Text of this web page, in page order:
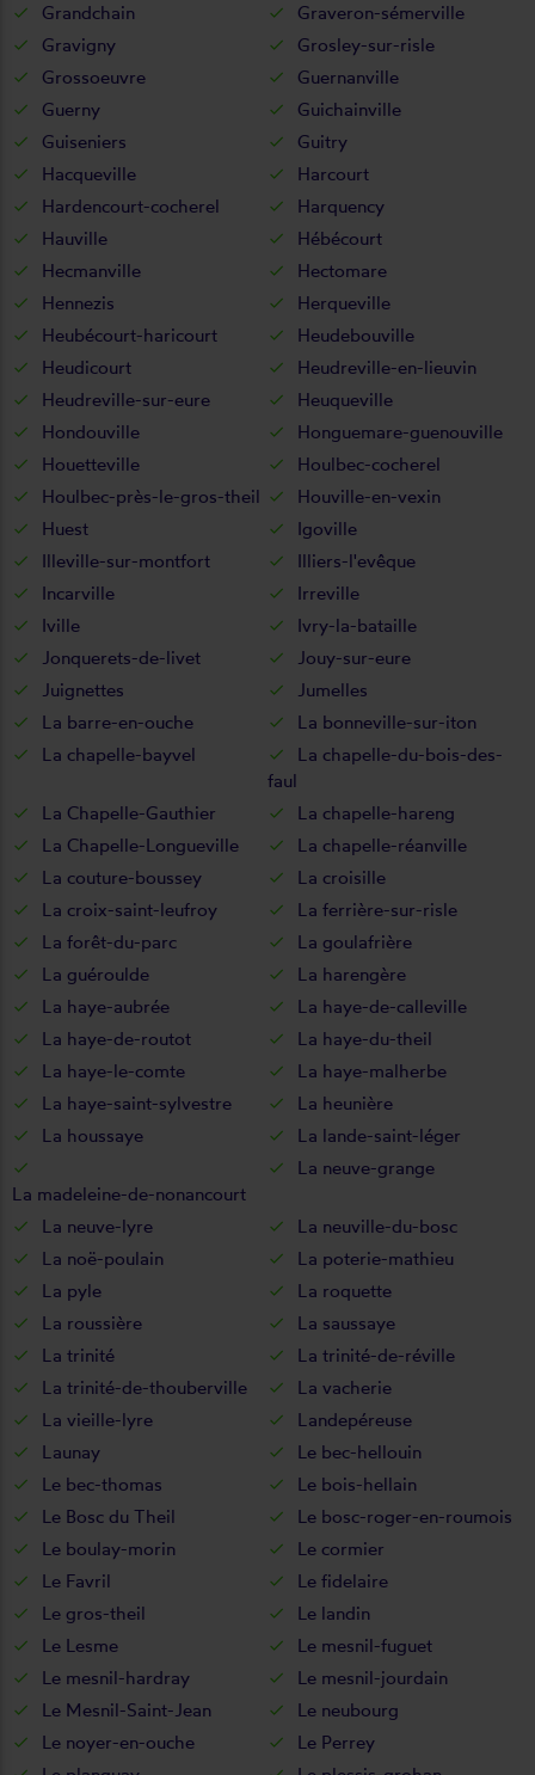
Grandchain
Graveron-sémerville
Gravigny
Grosley-sur-risle
Grossoeuvre
Guernanville
Guerny
Guichainville
Guiseniers
Guitry
Hacqueville
Harcourt
Hardencourt-cocherel
Harquency
Hauville
Hébécourt
Hecmanville
Hectomare
Hennezis
Herqueville
Heubécourt-haricourt
Heudebouville
Heudicourt
Heudreville-en-lieuvin
Heudreville-sur-eure
Heuqueville
Hondouville
Honguemare-guenouville
Houetteville
Houlbec-cocherel
Houlbec-près-le-gros-theil
Houville-en-vexin
Huest
Igoville
Illeville-sur-montfort
Illiers-l'evêque
Incarville
Irreville
Iville
Ivry-la-bataille
Jonquerets-de-livet
Jouy-sur-eure
Juignettes
Jumelles
La barre-en-ouche
La bonneville-sur-iton
La chapelle-bayvel
La chapelle-du-bois-des-
faul
La Chapelle-Gauthier
La chapelle-hareng
La Chapelle-Longueville
La chapelle-réanville
La couture-boussey
La croisille
La croix-saint-leufroy
La ferrière-sur-risle
La forêt-du-parc
La goulafrière
La guéroulde
La harengère
La haye-aubrée
La haye-de-calleville
La haye-de-routot
La haye-du-theil
La haye-le-comte
La haye-malherbe
La haye-saint-sylvestre
La heunière
La houssaye
La lande-saint-léger
La madeleine-de-nonancourt
La neuve-grange
La neuve-lyre
La neuville-du-bosc
La noë-poulain
La poterie-mathieu
La pyle
La roquette
La roussière
La saussaye
La trinité
La trinité-de-réville
La trinité-de-thouberville
La vacherie
La vieille-lyre
Landepéreuse
Launay
Le bec-hellouin
Le bec-thomas
Le bois-hellain
Le Bosc du Theil
Le bosc-roger-en-roumois
Le boulay-morin
Le cormier
Le Favril
Le fidelaire
Le gros-theil
Le landin
Le Lesme
Le mesnil-fuguet
Le mesnil-hardray
Le mesnil-jourdain
Le Mesnil-Saint-Jean
Le neubourg
Le noyer-en-ouche
Le Perrey